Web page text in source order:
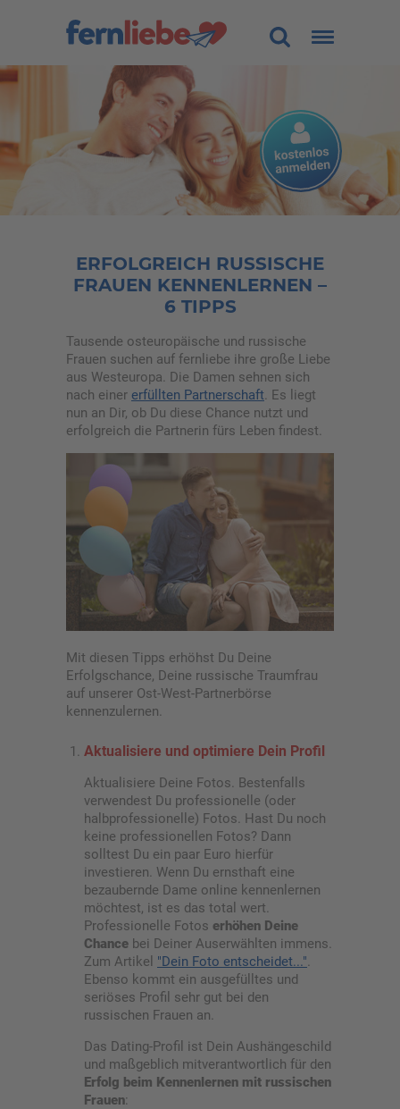
Land
Alter
Figur Alle
-
Haarfarbe Alle
Sortierung
Traumfrau finden
ERFOLGREICH RUSSISCHE
FRAUEN KENNENLERNEN –
6 TIPPS
Tausende osteuropäische und russische
Frauen suchen auf fernliebe ihre große Liebe
aus Westeuropa. Die Damen sehnen sich
nach einer erfüllten Partnerschaft . Es liegt
nun an Dir, ob Du diese Chance nutzt und
erfolgreich die Partnerin fürs Leben findest.
Mit diesen Tipps erhöhst Du Deine
Erfolgschance, Deine russische Traumfrau
auf unserer Ost-West-Partnerbörse
kennenzulernen.
Aktualisiere und optimiere Dein Profil
Aktualisiere Deine Fotos. Bestenfalls
verwendest Du professionelle (oder
halbprofessionelle) Fotos. Hast Du noch
keine professionellen Fotos? Dann
solltest Du ein paar Euro hierfür
investieren. Wenn Du ernsthaft eine
bezaubernde Dame online kennenlernen
möchtest, ist es das total wert.
Professionelle Fotos erhöhen Deine
Chance bei Deiner Auserwählten immens.
Zum Artikel "Dein Foto entscheidet...".
Ebenso kommt ein ausgefülltes und
seriöses Profil sehr gut bei den
russischen Frauen an.
Das Dating-Profil ist Dein Aushängeschild
und maßgeblich mitverantwortlich für den
Erfolg beim Kennenlernen mit russischen
Frauen: